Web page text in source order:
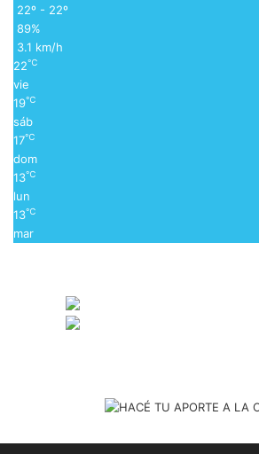
22º - 22º
89%
3.1 km/h
22℃
vie
19℃
sáb
17℃
dom
13℃
lun
13℃
mar